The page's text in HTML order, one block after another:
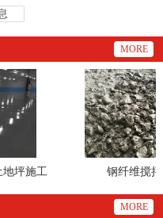
MORE
施工
钢纤维搅拌效
MORE